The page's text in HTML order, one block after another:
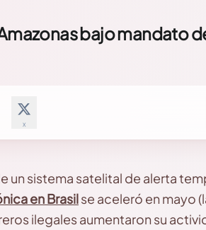
bajo mandato
X
un sistema satelital de alerta
en Brasilse aceleró en mayo
ilegales aumentaron su